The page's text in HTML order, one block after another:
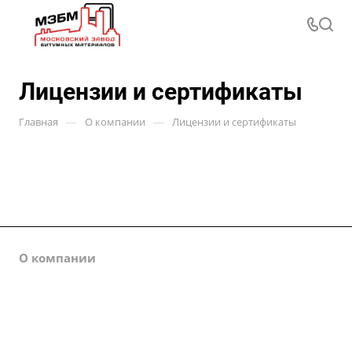
Лицензии и сертификаты
Главная — О компании — Лицензии и сертификаты
О компании